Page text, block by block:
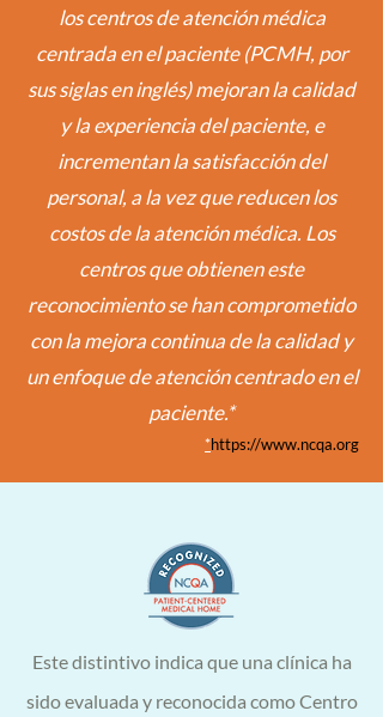
los centros de atención médica
centrada en el paciente (PCMH, por
sus siglas en inglés) mejoran la calidad
y la experiencia del paciente, e
incrementan la satisfacción del
personal, a la vez que reducen los
costos de la atención médica. Los
centros que obtienen este
reconocimiento se han comprometido
con la mejora continua de la calidad y
un enfoque de atención centrado en el
paciente.*
*https://www.ncqa.org
Estedistintivo indica que una clínica ha
sido evaluada y reconocida como Centro